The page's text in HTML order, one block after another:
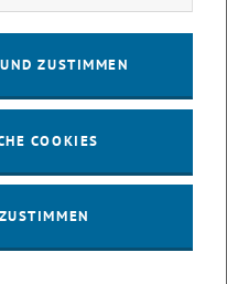
für besondere Leistungen im
für
Sonja Wehsely
für Menschen mit
Behinderung neue
Beitrag zu einem möglichst
ZUSTIMMEN
COOKIES